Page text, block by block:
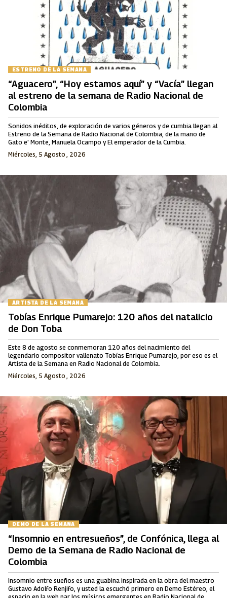
ESTRENO DE LA SEMANA
“Aguacero”, “Hoy estamos aquí” y “Vacía” llegan
al estreno de la semana de Radio Nacional de
Colombia
Sonidos inéditos, de exploración de varios géneros y de cumbia llegan al
Estreno de la Semana de Radio Nacional de Colombia, de la mano de
Gato e' Monte, Manuela Ocampo y El emperador de la Cumbia.
Miércoles, 5 Agosto , 2026
ARTISTA DE LA SEMANA
Tobías Enrique Pumarejo: 120 años del natalicio
de Don Toba
Este 8 de agosto se conmemoran 120 años del nacimiento del
legendario compositor vallenato Tobías Enrique Pumarejo, por eso es el
Artista de la Semana en Radio Nacional de Colombia.
Miércoles, 5 Agosto , 2026
DEMO DE LA SEMANA
“Insomnio en entresueños”, de Confónica, llega al
Demo de la Semana de Radio Nacional de
Colombia
Insomnio entre sueños es una guabina inspirada en la obra del maestro
Gustavo Adolfo Renjifo, y usted la escuchó primero en Demo Estéreo, el